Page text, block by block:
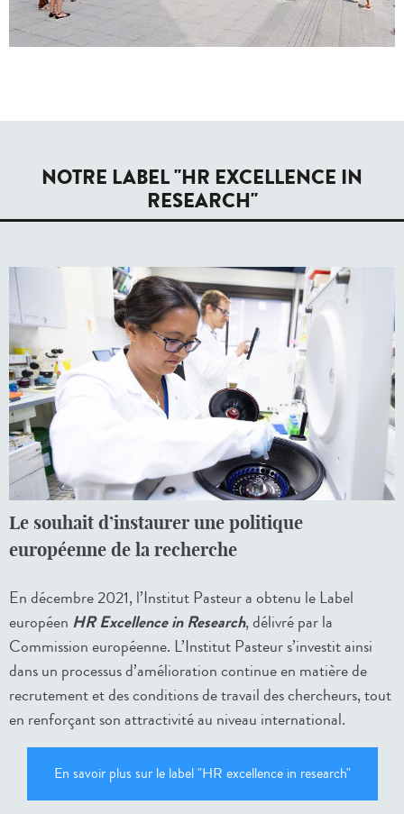
NOTRE LABEL "HR EXCELLENCE IN
RESEARCH"
Le souhait d’instaurer une politique
européenne de la recherche
En décembre 2021, l’Institut Pasteur a obtenu le Label
européen HR Excellence in Research, délivré par la
Commission européenne. L’Institut Pasteur s’investit ainsi
dans un processus d’amélioration continue en matière de
recrutement et des conditions de travail des chercheurs, tout
en renforçant son attractivité au niveau international.
En savoir plus sur le label "HR excellence in research"